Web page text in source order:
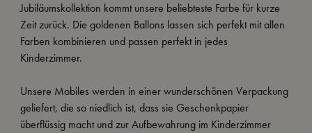
Jubiläumskollektion kommt unsere beliebteste Farbe für kurze
Zeit zurück. Die goldenen Ballons lassen sich perfekt mit allen
Farben kombinieren und passen perfekt in jedes
Kinderzimmer.
Unsere Mobiles werden in einer wunderschönen Verpackung
geliefert, die so niedlich ist, dass sie Geschenkpapier
überflüssig macht und zur Aufbewahrung im Kinderzimmer